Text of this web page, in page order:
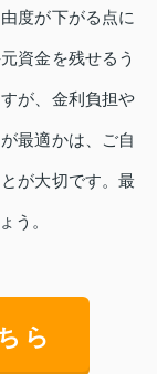
度が下がる点に
資金を残せるう
が、金利負担や
最適かは、ご自
が大切です。最
う。
ら